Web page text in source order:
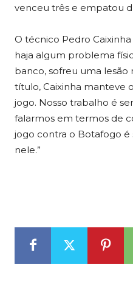
venceu três e empatou
O técnico Pedro
haja algum problema
banco, sofreu uma lesão
título, Caixinha manteve
jogo. Nosso trabalho é
falarmos em termos de
jogo contra o Botafogo é
nele.”